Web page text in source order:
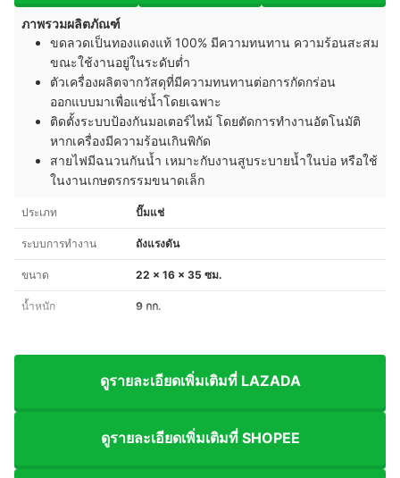
ภาพรวมผลิตภัณฑ์
ขดลวดเป็นทองแดงแท้ 100% มีความทนทาน ความร้อนสะสม
ขณะใช้งานอยู่ในระดับต่ำ
ตัวเครื่องผลิตจากวัสดุที่มีความทนทานต่อการกัดกร่อน
ออกแบบมาเพื่อแช่น้ำโดยเฉพาะ
ติดตั้งระบบป้องกันมอเตอร์ไหม้ โดยตัดการทำงานอัตโนมัติ
หากเครื่องมีความร้อนเกินพิกัด
สายไฟมีฉนวนกันน้ำ เหมาะกับงานสูบระบายน้ำในบ่อ หรือใช้
ในงานเกษตรกรรมขนาดเล็ก
ประเภท ปั๊มแช่
ระบบการทำงาน ถังแรงดัน
ขนาด 22 x 16 x 35 ซม.
น้ำหนัก 9 กก.
ดูรายละเอียดเพิ่มเติมที่ LAZADA
ดูรายละเอียดเพิ่มเติมที่ SHOPEE